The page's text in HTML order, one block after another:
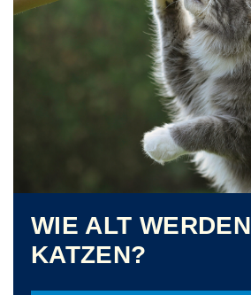
WIE ALT WERDEN
KATZEN?